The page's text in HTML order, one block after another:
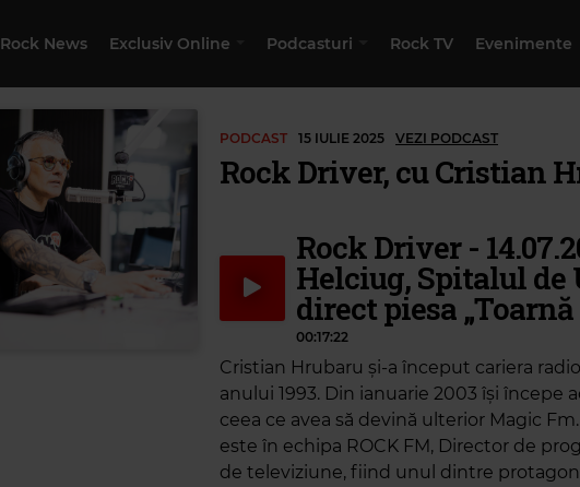
Rock News Exclusiv Online Podcasturi Rock TV Evenimente
PODCAST 15 IULIE 2025 VEZI PODCAST
Rock Driver, cu Cristian
Rock Driver -
Helciug, Spitalul de
direct piesa
00:17:22
Cristian Hrubaru și-a început cariera
anului 1993. Din ianuarie 2003 își începe
ceea ce avea să devină ulterior Magic
este în echipa ROCK FM, Director de
de televiziune, fiind unul dintre